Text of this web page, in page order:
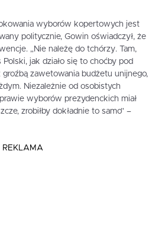
wyborów kopertowych jest
politycznie, Gowin oświadczył, że
„Nie należę do tchórzy. Tam,
jak działo się to choćby pod
zawetowania budżetu unijnego,
Niezależnie od osobistych
wyborów prezydenckich miał
zrobiłby dokładnie to samo” –
REKLAMA